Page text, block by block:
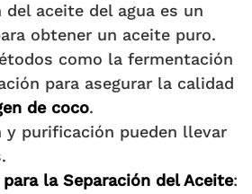
del aceite del agua es un
obtener un aceite puro.
como la fermentación
para asegurar la calidad
de coco.
y purificación pueden llevar
la Separación del Aceite: